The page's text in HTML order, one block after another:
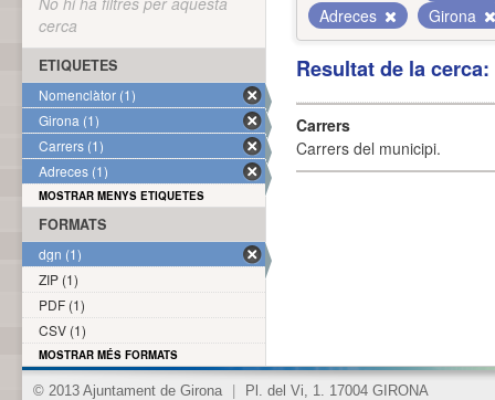
Adreces
Girona
Resultat de la
Carrers
Carrers del municipi.
cerca
ETIQUETES
Nomenclàtor (1)
Girona (1)
Carrers (1)
Adreces (1)
MOSTRAR MENYS ETIQUETES
FORMATS
dgn (1)
ZIP (1)
PDF (1)
CSV (1)
MOSTRAR MÉS FORMATS
© 2013 Ajuntament de Girona Pl. del Vi, 1. 17004 GIRONA